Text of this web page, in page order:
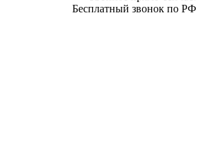
Бесплатный звонок по РФ